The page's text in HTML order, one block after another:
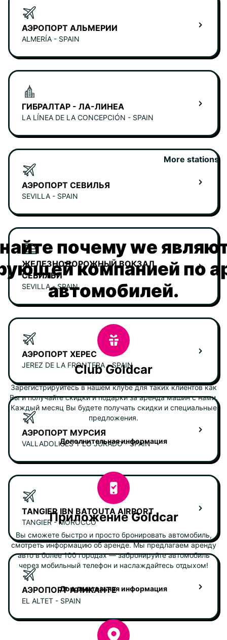
АЭРОПОРТ АЛЬМЕРИИ
ALMERÍA - SPAIN
ГИБРАЛТАР - ЛА-ЛИНЕА
LA LÍNEA DE LA CONCEPCIÓN - SPAIN
АЭРОПОРТ СЕВИЛЬЯ
SEVILLA - SPAIN
ЖЕЛЕЗНОДОРОЖНЫЙ ВОКЗАЛ
СЕВИЛЬИ
SEVILLA - SPAIN
АЭРОПОРТ ХЕРЕС
JEREZ DE LA FRONTERA - SPAIN
АЭРОПОРТ МУРСИЯ
VALLADOLISES Y LO JURADO - SPAIN
TANGIER IBN BATOUTA AIRPORT
TANGIER - MOROCCO
АЭРОПОРТ АЛИКАНТЕ
EL ALTET - SPAIN
More stations
почему we
компанией по
автомобилей.
Club Goldcar
Зарегистрируйтесь в нашем клубе для таких клиентов как
Вы и получайте скидки и подарки за аренда машин с нами.
Каждый месяц Вы будете получать скидки и специальные
предложения.
Дополнительная информация
Приложение Goldcar
Вы сможете быстро и просто бронировать автомобиль,
смотреть информацию об аренде. Мы предлагаем аренду
авто в более 100 городах — забронируйте автомобиль
через мобильный телефон и наслаждайтесь отдыхом!
Дополнительная информация